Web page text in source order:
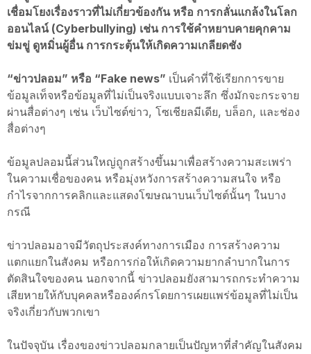
เชื่อมโยงเรื่องราวที่ไม่เกี่ยวข้องกัน หรือ การกลั่นแกล้งในโลก
ออนไลน์ (Cyberbullying) เช่น การใช้คำหยาบคายคุกคาม
ข่มขู่ ดูหมิ่นผู้อื่น การกระตุ้นให้เกิดความเกลียดชัง
“ข่าวปลอม” หรือ “Fake news” เป็นคำที่ใช้เรียกการขาย
ข้อมูลเท็จหรือข้อมูลที่ไม่เป็นจริงแบบเจาะลึก ซึ่งมักจะกระจาย
ผ่านสื่อต่างๆ เช่น เว็บไซต์ข่าว, โซเชียลมีเดีย, บล็อก, และช่อง
สื่อต่างๆ
ข้อมูลปลอมนี้ส่วนใหญ่ถูกสร้างขึ้นมาเพื่อสร้างความสะเพร่า
ในความเชื่อของคน หรือมุ่งหวังการสร้างความสนใจ หรือ
กำไรจากการคลิกและแสดงโฆษณาบนเว็บไซต์นั้นๆ ในบาง
กรณี
ข่าวปลอมอาจมีวัตถุประสงค์ทางการเมือง การสร้างความ
แตกแยกในสังคม หรือการก่อให้เกิดความยากลำบากในการ
ตัดสินใจของคน นอกจากนี้ ข่าวปลอมยังสามารถกระทำความ
เสียหายให้กับบุคคลหรือองค์กรโดยการเผยแพร่ข้อมูลที่ไม่เป็น
จริงเกี่ยวกับพวกเขา
ในปัจจุบัน เรื่องของข่าวปลอมกลายเป็นปัญหาที่สำคัญในสังคม